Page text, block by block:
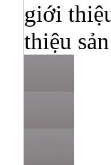
giới
thiệu